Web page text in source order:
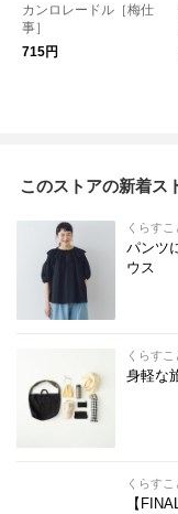
カンロレードル［梅仕
事］
715円
このストアの新着ス
くらすこ
パンツ
ウス
くらすこ
身軽な
くらすこ
【